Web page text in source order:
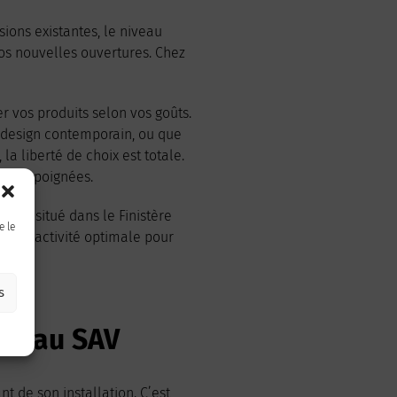
le
existantes, le niveau
nouvelles ouvertures. Chez
vos produits selon vos goûts.
contemporain, ou que
liberté de choix est totale.
de poignées.
situé dans le Finistère
réactivité optimale pour
au SAV
de son installation. C’est